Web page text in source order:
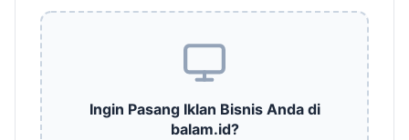
Ingin Pasang Iklan Bisnis Anda di
balam.id?